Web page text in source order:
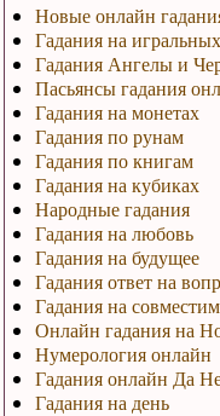
Новые онлайн
Гадания на
Гадания Ангелы и
Пасьянсы гадания
Гадания на монетах
Гадания по рунам
Гадания по книгам
Гадания на кубиках
Народные гадания
Гадания на любовь
Гадания на будущее
Гадания ответ на
Гадания на
Онлайн гадания на
Нумерология онлайн
Гадания онлайн Да
Гадания на день